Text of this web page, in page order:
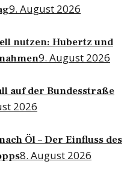
9. August 2026
nutzen: Hubertz und
9. August 2026
auf der Bundesstraße
2026
Öl – Der Einfluss des
8. August 2026